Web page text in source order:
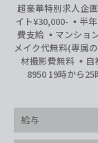
超豪華特別求人企
イト¥30,000- ▪️半
費支給 ▪️マンショ
メイク代無料(専属
材撮影費無料 ▪️自
8950 19時から
給与